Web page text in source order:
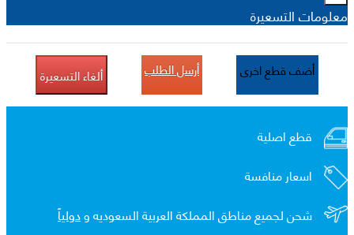
معلومات التسعيرة
أضف قطع اخرى أرسل الطلب ألغاء التسعيرة
قطع اصلية
اسعار منافسة
شحن لجميع مناطق المملكة العربية السعوديه ودولياً